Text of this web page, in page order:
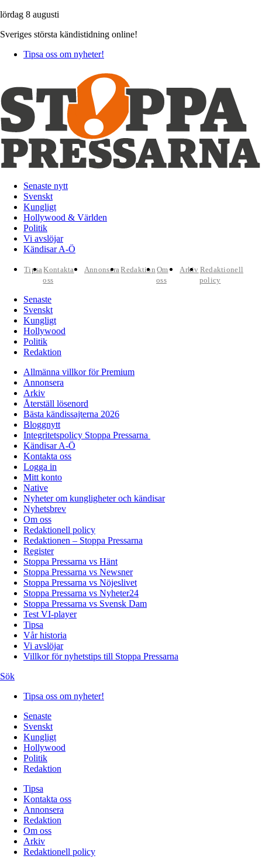
lördag 8 augusti
Sveriges största kändistidning online!
Tipsa oss om nyheter!
Senaste nytt
Svenskt
Kungligt
Hollywood & Världen
Politik
Vi avslöjar
Kändisar A-Ö
TipsaKontakta
oss
AnnonseraRedaktion Om
oss
Arkiv Redaktionell
policy
Senaste
Svenskt
Kungligt
Hollywood
Politik
Redaktion
Allmänna villkor för Premium
Annonsera
Arkiv
Återställ lösenord
Bästa kändissajterna 2026
Bloggnytt
Integritetspolicy Stoppa Pressarna
Kändisar A-Ö
Kontakta oss
Logga in
Mitt konto
Native
Nyheter om kungligheter och kändisar
Nyhetsbrev
Om oss
Redaktionell policy
Redaktionen – Stoppa Pressarna
Register
Stoppa Pressarna vs Hänt
Stoppa Pressarna vs Newsner
Stoppa Pressarna vs Nöjeslivet
Stoppa Pressarna vs Nyheter24
Stoppa Pressarna vs Svensk Dam
Test VI-player
Tipsa
Vår historia
Vi avslöjar
Villkor för nyhetstips till Stoppa Pressarna
Sök
Tipsa oss om nyheter!
Senaste
Svenskt
Kungligt
Hollywood
Politik
Redaktion
Tipsa
Kontakta oss
Annonsera
Redaktion
Om oss
Arkiv
Redaktionell policy